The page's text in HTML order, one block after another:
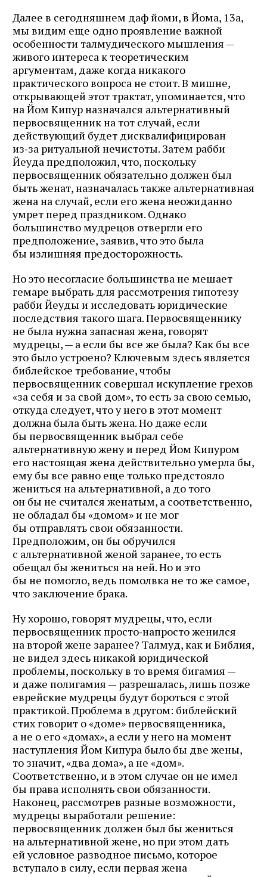
Далее в сегодняшнем даф йоми, в Йома, 13а,
мы видим еще одно проявление важной
особенности талмудического мышления —
живого интереса к теоретическим
аргументам, даже когда никакого
практического вопроса не стоит. В мишне,
открывающей этот трактат, упоминается, что
на Йом Кипур назначался альтернативный
первосвященник на тот случай, если
действующий будет дисквалифицирован
из‑за ритуальной нечистоты. Затем рабби
Йеуда предположил, что, поскольку
первосвященник обязательно должен был
быть женат, назначалась также альтернативная
жена на случай, если его жена неожиданно
умрет перед праздником. Однако
большинство мудрецов отвергли его
предположение, заявив, что это была
бы излишняя предосторожность.
Но это несогласие большинства не мешает
гемаре выбрать для рассмотрения гипотезу
рабби Йеуды и исследовать юридические
последствия такого шага. Первосвященнику
не была нужна запасная жена, говорят
мудрецы, — а если бы все же была? Как бы все
это было устроено? Ключевым здесь является
библейское требование, чтобы
первосвященник совершал искупление грехов
«за себя и за свой дом», то есть за свою семью,
откуда следует, что у него в этот момент
должна была быть жена. Но даже если
бы первосвященник выбрал себе
альтернативную жену и перед Йом Кипуром
его настоящая жена действительно умерла бы,
ему бы все равно еще только предстояло
жениться на альтернативной, а до того
он бы не считался женатым, а соответственно,
не обладал бы «домом» и не мог
бы отправлять свои обязанности.
Предположим, он бы обручился
с альтернативной женой заранее, то есть
обещал бы жениться на ней. Но и это
бы не помогло, ведь помолвка не то же самое,
что заключение брака.
Ну хорошо, говорят мудрецы, что, если
первосвященник просто‑напросто женился
на второй жене заранее? Талмуд, как и Библия,
не видел здесь никакой юридической
проблемы, поскольку в то время бигамия —
и даже полигамия — разрешалась, лишь позже
еврейские мудрецы будут бороться с этой
практикой. Проблема в другом: библейский
стих говорит о «доме» первосвященника,
а не о его «домах», а если у него на момент
наступления Йом Кипура было бы две жены,
то значит, «два дома», а не «дом».
Соответственно, и в этом случае он не имел
бы права исполнять свои обязанности.
Наконец, рассмотрев разные возможности,
мудрецы выработали решение:
первосвященник должен был бы жениться
на альтернативной жене, но при этом дать
ей условное разводное письмо, которое
вступало в силу, если первая жена